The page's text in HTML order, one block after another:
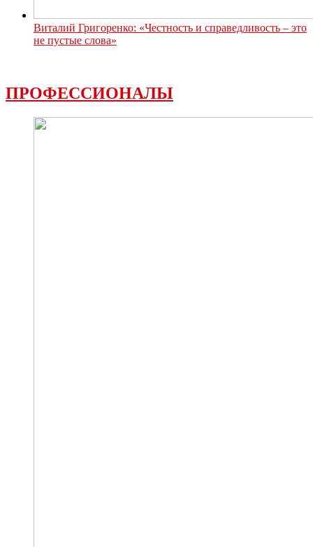
Виталий Григоренко: «Честность и справедливость – это
не пустые слова»
ПРОФЕССИОНАЛЫ